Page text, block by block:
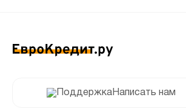
Написать нам